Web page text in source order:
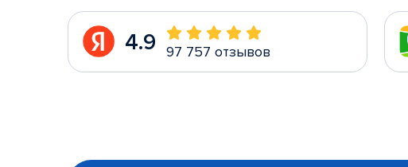
4.9 97 757 отзывов